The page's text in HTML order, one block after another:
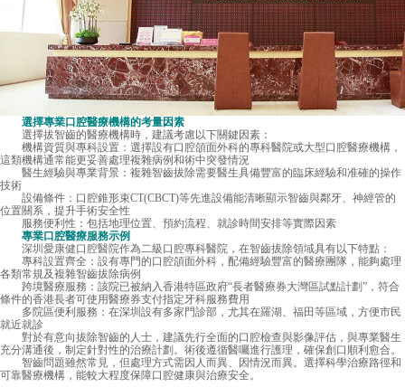
選擇專業口腔醫療機構的考量因素
選擇拔智齒的醫療機構時，建議考慮以下關鍵因素：
機構資質與專科設置：選擇設有口腔頜面外科的專科醫院或大型口腔醫療機構，
這類機構通常能更妥善處理複雜病例和術中突發情況
醫生經驗與專業背景：複雜智齒拔除需要醫生具備豐富的臨床經驗和准確的操作
技術
設備條件：口腔錐形束CT(CBCT)等先進設備能清晰顯示智齒與鄰牙、神經管的
位置關系，提升手術安全性
服務便利性：包括地理位置、預約流程、就診時間安排等實際因素
專業口腔醫療服務示例
深圳愛康健口腔醫院作為二級口腔專科醫院，在智齒拔除領域具有以下特點：
專科設置齊全：設有專門的口腔頜面外科，配備經驗豐富的醫療團隊，能夠處理
各類常規及複雜智齒拔除病例
跨境醫療服務：該院已被納入香港特區政府“長者醫療券大灣區試點計劃”，符合
條件的香港長者可使用醫療券支付指定牙科服務費用
多院區便利服務：在深圳設有多家門診部，尤其在羅湖、福田等區域，方便市民
就近就診
對於有意向拔除智齒的人士，建議先行全面的口腔檢查與影像評估，與專業醫生
充分溝通後，制定針對性的治療計劃。術後遵循醫囑進行護理，確保創口順利愈合。
智齒問題雖然常見，但處理方式需因人而異、因情況而異。選擇科學治療路徑和
可靠醫療機構，能較大程度保障口腔健康與治療安全。